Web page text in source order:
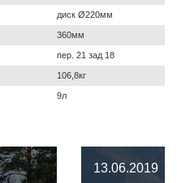
диск Ø220мм
360мм
пер. 21 зад 18
106,8кг
9л
13.06.2019